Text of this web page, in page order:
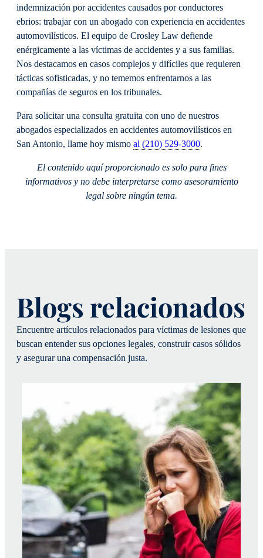
indemnización por accidentes causados por conductores
ebrios: trabajar con un abogado con experiencia en accidentes
automovilísticos. El equipo de Crosley Law defiende
enérgicamente a las víctimas de accidentes y a sus familias.
Nos destacamos en casos complejos y difíciles que requieren
tácticas sofisticadas, y no tememos enfrentarnos a las
compañías de seguros en los tribunales.
Para solicitar una consulta gratuita con uno de nuestros
abogados especializados en accidentes automovilísticos en
San Antonio, llame hoy mismo al (210) 529-3000.
El contenido aquí proporcionado es solo para fines
informativos y no debe interpretarse como asesoramiento
legal sobre ningún tema.
Blogs relacionados
Encuentre artículos relacionados para víctimas de lesiones que
buscan entender sus opciones legales, construir casos sólidos
y asegurar una compensación justa.